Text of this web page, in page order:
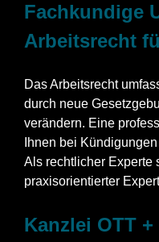
Fachkundige
Arbeitsrecht
Das Arbeitsrecht
durch neue
verändern. Eine
Ihnen bei
Als rechtlicher Experte
praxisorientierter
Kanzlei OTT